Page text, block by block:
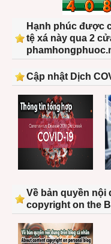
Hạnh phúc được
tệ xá này qua 2
Cập nhật Dịch
Về bản quyền nội
copyright on the